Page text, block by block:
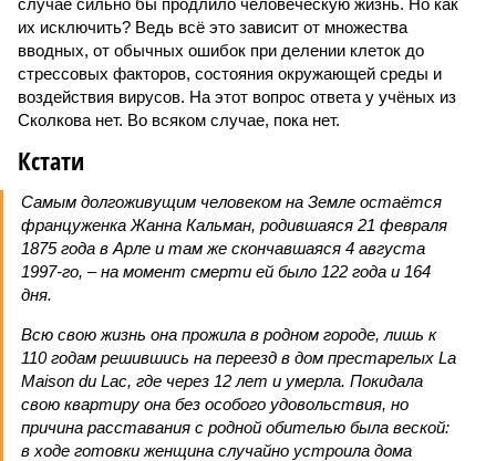
случае сильно бы продлило человеческую жизнь. Но как
их исключить? Ведь всё это зависит от множества
вводных, от обычных ошибок при делении клеток до
стрессовых факторов, состояния окружающей среды и
воздействия вирусов. На этот вопрос ответа у учёных из
Сколкова нет. Во всяком случае, пока нет.
Кстати
Самым долгоживущим человеком на Земле остаётся
француженка Жанна Кальман, родившаяся 21 февраля
1875 года в Арле и там же скончавшаяся 4 августа
1997-го, – на момент смерти ей было 122 года и 164
дня.
Всю свою жизнь она прожила в родном городе, лишь к
110 годам решившись на переезд в дом престарелых La
Maison du Lac, где через 12 лет и умерла. Покидала
свою квартиру она без особого удовольствия, но
причина расставания с родной обителью была веской:
в ходе готовки женщина случайно устроила дома